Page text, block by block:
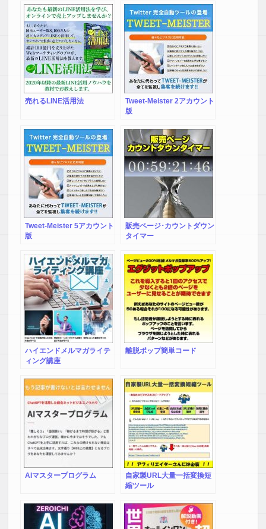
操作性とコスパでは
キーワードスカウターＳの方が良いと思います。
初心者でもそれほど敷居は高くないと思いました。
慣れれば自分のものにできそうです。
キーワード選定は自力でやるより
ツールにまかせる方が断然いいと確信できました！
最初の設定が、少々頻雑でしたが
付属のPDF通りに進めればスムーズに行きました。
この、キーワードスカウターSは、
使い勝手がイイような感じがします。
これからどんどん使い込んでいきたいです。
【N.Y 様】
最初にヤフーのビジネスアカウントの設定や
SEO関係の設定が面倒なんですが、
使ってみると競合の強さのチェックや、
検索上位に行けるかどうかの判断をするには
最適なツールだと思います。
お世辞抜きにいい商品だと思いますので、
キーワードリサーチに時間がかかって
なかなか作業が進まないという人はおススメです。
パソコンのスペックが低いという人にも、
このツールを使ってもそんなに重くならないので、
ツールを動かしながらも、
アフィリ関係の作業をすることができます。
【K.S 様】
早速、このツールを少しだけ試してみたのですが、
第一印象は、「すごい！」の一言です。
これまでの自分が時間をかけて
毎回キーワードを入れて
検索数や他の情報を確認していたのが
一瞬のうちに済んでしまいます。
これまでの自分は何をしていたんだろう？
素材.ＣＯＭインフォトップ
出張所
売れるLINE活用法
Tweet-Meister 2アカウント
版
Tweet-Meister 5アカウント
版
販売ページ･カウントダウン
タイマー
ハイエンドメルマガライテ
ィング講座
離脱ポップ簡単コード
AIマスタープログラム
自家製URL大量一括変換短
縮ツール